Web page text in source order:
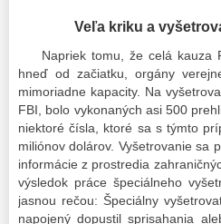
Veľa kriku a
Napriek tomu, že celá kauza
hneď od začiatku, orgány
mimoriadne kapacity. Na
FBI, bolo vykonaných asi 500
niektoré čísla, ktoré sa s týmto
miliónov dolárov. Vyšetrovanie sa
informácie z prostredia
výsledok práce špeciálneho
jasnou rečou: Špeciálny
napojený dopustil sprisahania